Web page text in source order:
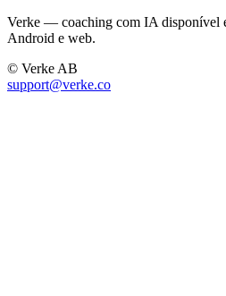
Verke — coaching com IA disponível
Android e web.
© Verke AB
support@verke.co